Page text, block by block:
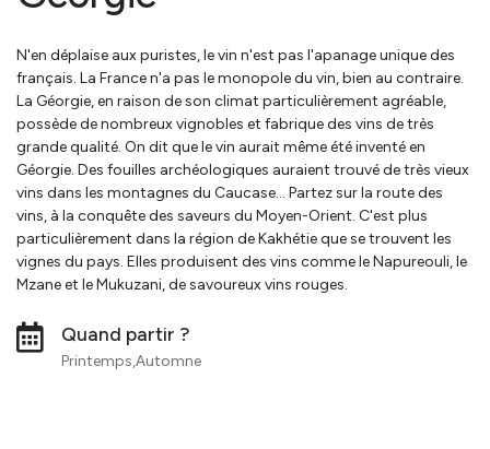
N'en déplaise aux puristes, le vin n'est pas l'apanage unique des
français. La France n'a pas le monopole du vin, bien au contraire.
La Géorgie, en raison de son climat particulièrement agréable,
possède de nombreux vignobles et fabrique des vins de très
grande qualité. On dit que le vin aurait même été inventé en
Géorgie. Des fouilles archéologiques auraient trouvé de très vieux
vins dans les montagnes du Caucase... Partez sur la route des
vins, à la conquête des saveurs du Moyen-Orient. C'est plus
particulièrement dans la région de Kakhétie que se trouvent les
vignes du pays. Elles produisent des vins comme le Napureouli, le
Mzane et le Mukuzani, de savoureux vins rouges.
Quand partir ?
Printemps,Automne